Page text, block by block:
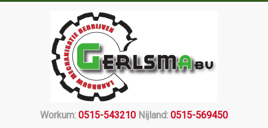
Workum: 0515-543210Nijland: 0515-569450